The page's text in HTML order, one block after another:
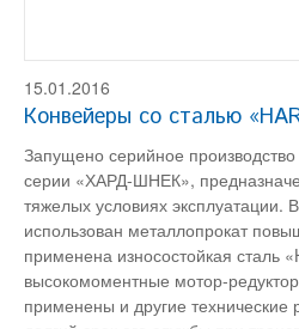
15.01.2016
Конвейеры со сталью
Запущено серийное
серии «ХАРД-ШНЕК»,
тяжелых условиях эксплуатации.
использован металлопрокат
применена износостойкая сталь
высокомоментные мотор-
применены и другие